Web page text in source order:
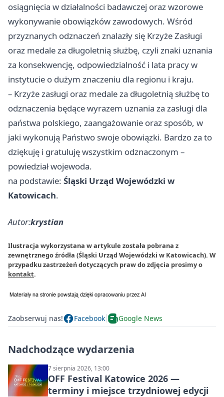
osiągnięcia w działalności badawczej oraz wzorowe
wykonywanie obowiązków zawodowych. Wśród
przyznanych odznaczeń znalazły się Krzyże Zasługi
oraz medale za długoletnią służbę, czyli znaki uznania
za konsekwencję, odpowiedzialność i lata pracy w
instytucie o dużym znaczeniu dla regionu i kraju.
– Krzyże zasługi oraz medale za długoletnią służbę to
odznaczenia będące wyrazem uznania za zasługi dla
państwa polskiego, zaangażowanie oraz sposób, w
jaki wykonują Państwo swoje obowiązki. Bardzo za to
dziękuję i gratuluję wszystkim odznaczonym –
powiedział wojewoda.
na podstawie: Śląski Urząd Wojewódzki w
Katowicach.
Autor:krystian
Ilustracja wykorzystana w artykule została pobrana z
zewnętrznego źródła (Śląski Urząd Wojewódzki w Katowicach). W
przypadku zastrzeżeń dotyczących praw do zdjęcia prosimy o
kontakt.
Zaobserwuj nas! Facebook Google News
Nadchodzące wydarzenia
7 sierpnia 2026, 13:00
OFF Festival Katowice 2026 —
terminy i miejsce trzydniowej edycji